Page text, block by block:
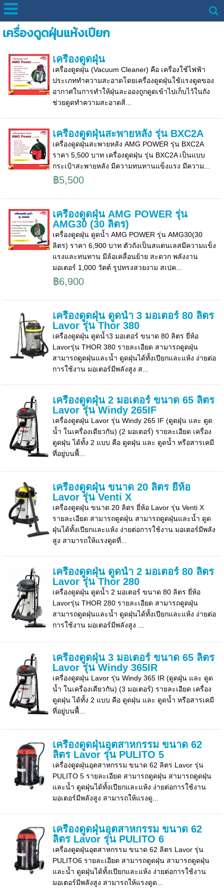
เครื่องดูดฝุ่นแห้งเปียก
เครื่องดูดฝุ่น
เครื่องดูดฝุ่น (Vacuum Cleaner) คือ เครื่องใช้ไฟฟ้า
ประเภททำความสะอาดโดยเครื่องดูดฝุ่นใช้แรงดูดของ
อากาศในการทำให้ฝุ่นละอองถูกดูดเข้าไปเก็บไว้ในถัง
ช่วยดูดทำความสะอาดสิ่...
เครื่องดูดฝุ่นสะพายหลัง รุ่น BXC2A
เครื่องดูดฝุ่นสะพายหลัง AMG POWER รุ่น BXC2A
ราคา 5,500 บาท เครื่องดูดฝุ่น รุ่น BXC2A เป็นแบบ
กระเป้าสะพายหลัง มีความทนทานแข็งแรง มีความ...
฿5,500
เครื่องดูดฝุ่น AMG POWER รุ่น
AMG30 (30 ลิตร)
เครื่องดูดฝุ่น ดูดน้ำ AMG POWER รุ่น AMG30(30
ลิตร) ราคา 6,900 บาท ตัวถังเป็นสแตนเลสมีความแข็ง
แรงและทนทาน มีล้อเคลื่อนย้าย สะดวก พลังงาน
มอเตอร์ 1,000 วัตต์ รูปทรงสวยงาม สเปค...
฿6,900
เครื่องดูดฝุ่น ดูดน้ำ 3 มอเตอร์ 80 ลิตร
Lavor รุ่น Thor 380
เครื่องดูดฝุ่น ดูดน้ำ3 มอเตอร์ ขนาด 80 ลิตร ยี่ห้อ
Lavorรุ่น THOR 380 รายละเอียด สามารถดูดฝุ่น
สามารถดูดฝุ่นและน้ำ ดูดฝุ่นได้ทั้งเปียกและแห้ง ง่ายต่อ
การใช้งาน มอเตอร์มีพลังสูง ส...
เครื่องดูดฝุ่น 2 มอเตอร์ ขนาด 65 ลิตร
Lavor รุ่น Windy 265IF
เครื่องดูดฝุ่น Lavor รุ่น Windy 265 IF (ดูดฝุุ่น และ ดูด
น้ำ ในเครื่องเดียวกัน) (2 มอเตอร์) รายละเอียด เครื่อง
ดูดฝุ่น ได้ทั้ง 2 แบบ คือ ดูดฝุ่น และ ดูดน้ำ หรือสารเคมี
ที่อยู่บนพื้...
เครื่องดูดฝุ่น ขนาด 20 ลิตร ยี่ห้อ
Lavor รุ่น Venti X
เครื่องดูดฝุ่น ขนาด 20 ลิตร ยี่ห้อ Lavor รุ่น Venti X
รายละเอียด สามารถดูดฝุ่น สามารถดูดฝุ่นและน้ำ ดูด
ฝุ่นได้ทั้งเปียกและแห้ง ง่ายต่อการใช้งาน มอเตอร์มีพลัง
สูง สามารถให้แรงดูดที่...
เครื่องดูดฝุ่น ดูดน้ำ 2 มอเตอร์ 80 ลิตร
Lavor รุ่น Thor 280
เครื่องดูดฝุ่น ดูดน้ำ 2 มอเตอร์ ขนาด 80 ลิตร ยี่ห้อ
Lavorรุ่น THOR 280 รายละเอียด สามารถดูดฝุ่น
สามารถดูดฝุ่นและน้ำ ดูดฝุ่นได้ทั้งเปียกและแห้ง ง่ายต่อ
การใช้งาน มอเตอร์มีพลังสูง ...
เครื่องดูดฝุ่น 3 มอเตอร์ ขนาด 65 ลิตร
Lavor รุ่น Windy 365IR
เครื่องดูดฝุ่น Lavor รุ่น Windy 365 IR (ดูดฝุุ่น และ ดูด
น้ำ ในเครื่องเดียวกัน) (3 มอเตอร์) รายละเอียด เครื่อง
ดูดฝุ่น ได้ทั้ง 2 แบบ คือ ดูดฝุ่น และ ดูดน้ำ หรือสารเคมี
ที่อยู่บนพื้...
เครื่องดูดฝุ่นอุตสาหกรรม ขนาด 62
ลิตร Lavor รุ่น PULITO 5
เครื่องดูดฝุ่นอุตสาหกรรม ขนาด 62 ลิตร Lavor รุ่น
PULITO 5 รายละเอียด สามารถดูดฝุ่น สามารถดูดฝุ่น
และน้ำ ดูดฝุ่นได้ทั้งเปียกและแห้ง ง่ายต่อการใช้งาน
มอเตอร์มีพลังสูง สามารถให้แรงดู...
เครื่องดูดฝุ่นอุตสาหกรรม ขนาด 62
ลิตร Lavor รุ่น PULITO 6
เครื่องดูดฝุ่นอุตสาหกรรม ขนาด 62 ลิตร Lavor รุ่น
PULITO6 รายละเอียด สามารถดูดฝุ่น สามารถดูดฝุ่น
และน้ำ ดูดฝุ่นได้ทั้งเปียกและแห้ง ง่ายต่อการใช้งาน
มอเตอร์มีพลังสูง สามารถให้แรงดูด...